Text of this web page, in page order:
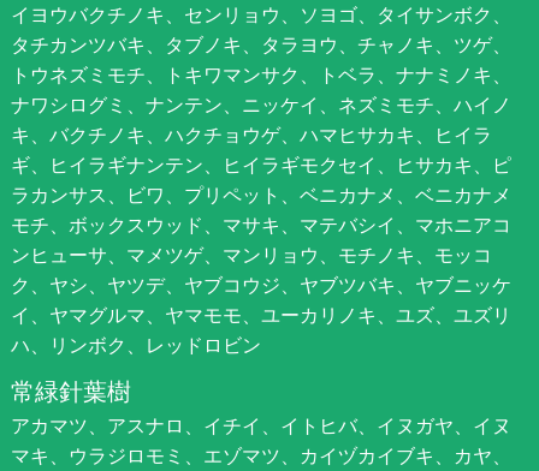
イヨウバクチノキ、センリョウ、ソヨゴ、タイサンボク、
タチカンツバキ、タブノキ、タラヨウ、チャノキ、ツゲ、
トウネズミモチ、トキワマンサク、トベラ、ナナミノキ、
ナワシログミ、ナンテン、ニッケイ、ネズミモチ、ハイノ
キ、バクチノキ、ハクチョウゲ、ハマヒサカキ、ヒイラ
ギ、ヒイラギナンテン、ヒイラギモクセイ、ヒサカキ、ピ
ラカンサス、ビワ、プリペット、ベニカナメ、ベニカナメ
モチ、ボックスウッド、マサキ、マテバシイ、マホニアコ
ンヒューサ、マメツゲ、マンリョウ、モチノキ、モッコ
ク、ヤシ、ヤツデ、ヤブコウジ、ヤブツバキ、ヤブニッケ
イ、ヤマグルマ、ヤマモモ、ユーカリノキ、ユズ、ユズリ
ハ、リンボク、レッドロビン
常緑針葉樹
アカマツ、アスナロ、イチイ、イトヒバ、イヌガヤ、イヌ
マキ、ウラジロモミ、エゾマツ、カイヅカイブキ、カヤ、